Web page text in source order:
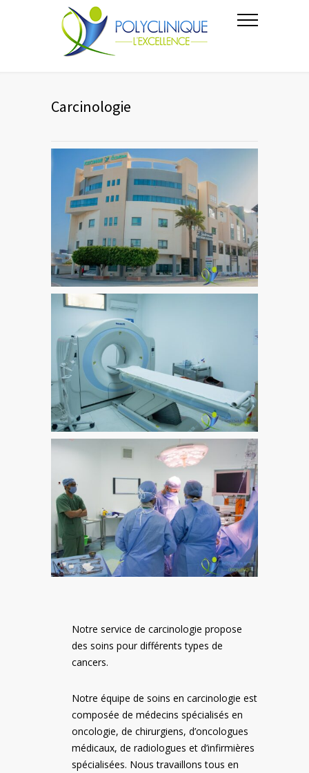
Carcinologie
Notre service de carcinologie propose
des soins pour différents types de
cancers.
Notre équipe de soins en carcinologie est
composée de médecins spécialisés en
oncologie, de chirurgiens, d’oncologues
médicaux, de radiologues et d’infirmières
spécialisées. Nous travaillons tous en